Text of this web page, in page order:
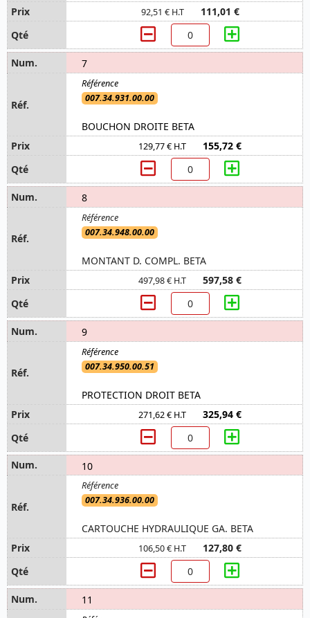
92,51 € H.T 111,01 €
7
007.34.931.00.00
BOUCHON DROITE BETA
129,77 € H.T 155,72 €
8
007.34.948.00.00
MONTANT D. COMPL. BETA
497,98 € H.T 597,58 €
9
007.34.950.00.51
PROTECTION DROIT BETA
271,62 € H.T 325,94 €
10
007.34.936.00.00
CARTOUCHE HYDRAULIQUE GA. BETA
106,50 € H.T 127,80 €
11